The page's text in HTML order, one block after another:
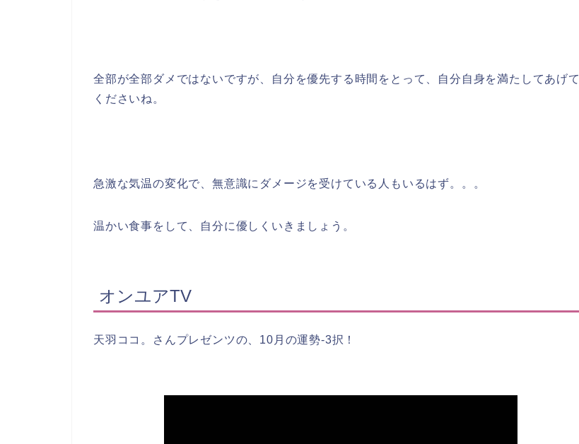
全部が全部ダメではないですが、自分を優先する時間をとって、自分自身を満たしてあげて
くださいね。
急激な気温の変化で、無意識にダメージを受けている人もいるはず。。。
温かい食事をして、自分に優しくいきましょう。
オンユアTV
天羽ココ。さんプレゼンツの、10月の運勢-3択！